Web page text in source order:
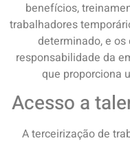
benefícios,
trabalhadores
determinado, e
responsabilidade da
que proporciona
Acesso a
A terceirização de